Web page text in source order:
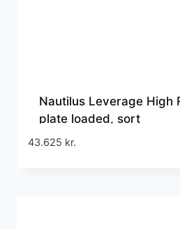
Nautilus Leverage High
plate loaded, sort
43.625 kr.